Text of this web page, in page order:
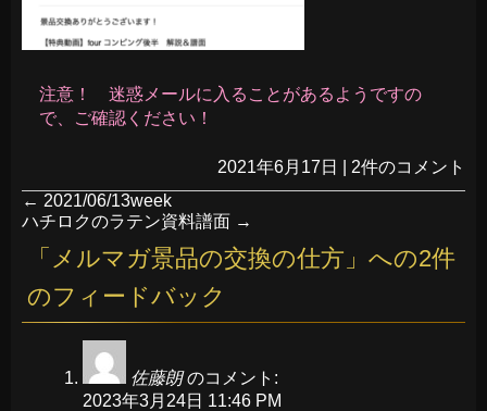
注意！ 迷惑メールに入ることがあるようですの
で、ご確認ください！
2021年6月17日
2件のコメント
← 2021/06/13week
ハチロクのラテン資料譜面 →
「 メルマガ景品の交換の仕方 」への2件
のフィードバック
佐藤朗 のコメント:
2023年3月24日 11:46 PM